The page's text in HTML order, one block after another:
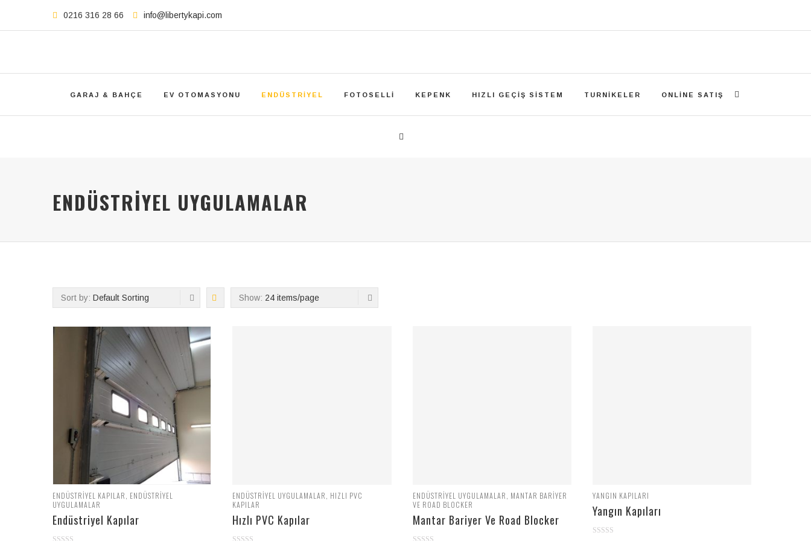
0216 316 28 66 info@libertykapi.com
GARAJ & BAHÇE EV OTOMASYONU ENDÜSTRIYEL FOTOSELLI KEPENK HIZLI GEÇIŞ SISTEM TURNIKELER ONLINE SATIŞ
ENDÜSTRIYEL UYGULAMALAR
Sort by: Default Sorting Show: 24 items/page
ENDÜSTRIYEL KAPILAR ENDÜSTRIYEL
UYGULAMALAR
Endüstriyel Kapılar
ENDÜSTRIYEL UYGULAMALAR HIZLI PVC
KAPILAR
Hızlı PVC Kapılar
ENDÜSTRIYEL UYGULAMALAR MANTAR BARIYER
VE ROAD BLOCKER
Mantar Bariyer Ve Road Blocker
YANGIN KAPILARI
Yangın Kapıları